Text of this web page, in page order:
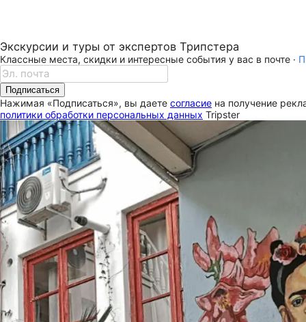
Экскурсии и туры от экспертов Трипстера
Классные места, скидки и интересные события у вас в почте ·
Подписаться
Нажимая «Подписаться», вы даете согласие на получение
политики обработки персональных данных Tripster